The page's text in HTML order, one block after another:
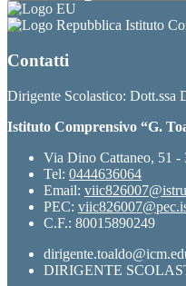
Istituto
Contatti
Dirigente Scolastico:
Istituto Comprensivo “G.
Via Dino Cattaneo, 51
Tel: 0444636064
Email:
PEC:
C.F.: 80015890249
DIRIGENTE